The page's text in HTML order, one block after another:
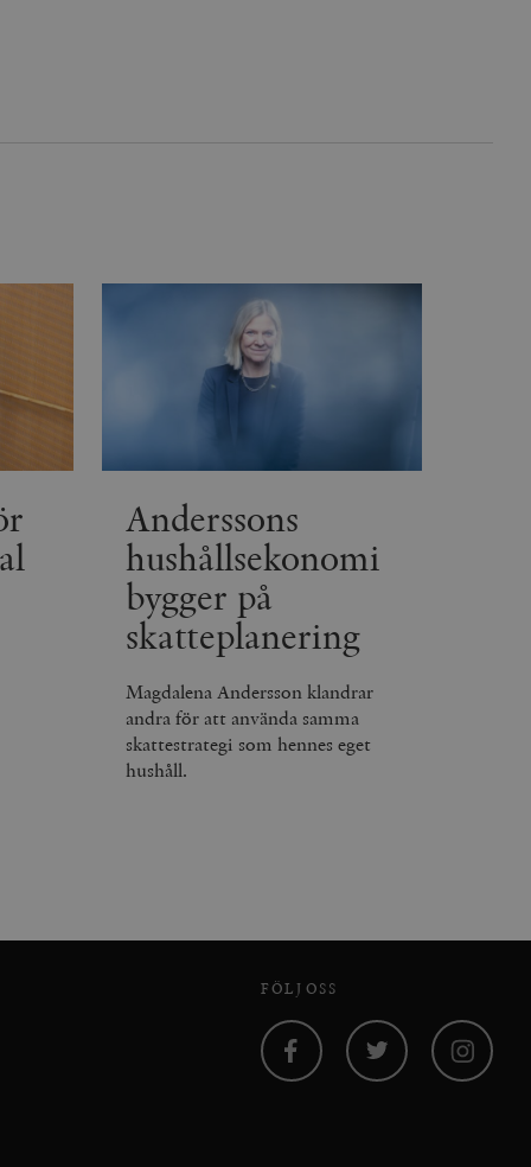
Anderssons
hushållsekonomi
bygger på
skatteplanering
Magdalena Andersson klandrar
andra för att använda samma
skattestrategi som hennes eget
hushåll.
FÖLJ OSS
att göra giltiga
och uppdaterar ett
räkna och spåra
Google Analytics, där
för
variant av _gat-kakan
av Google på
Detta är fördelaktigt
av deras webbplats.
såsom realtidsbud